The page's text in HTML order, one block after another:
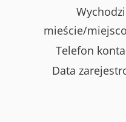
mieście/
Telefon
Data